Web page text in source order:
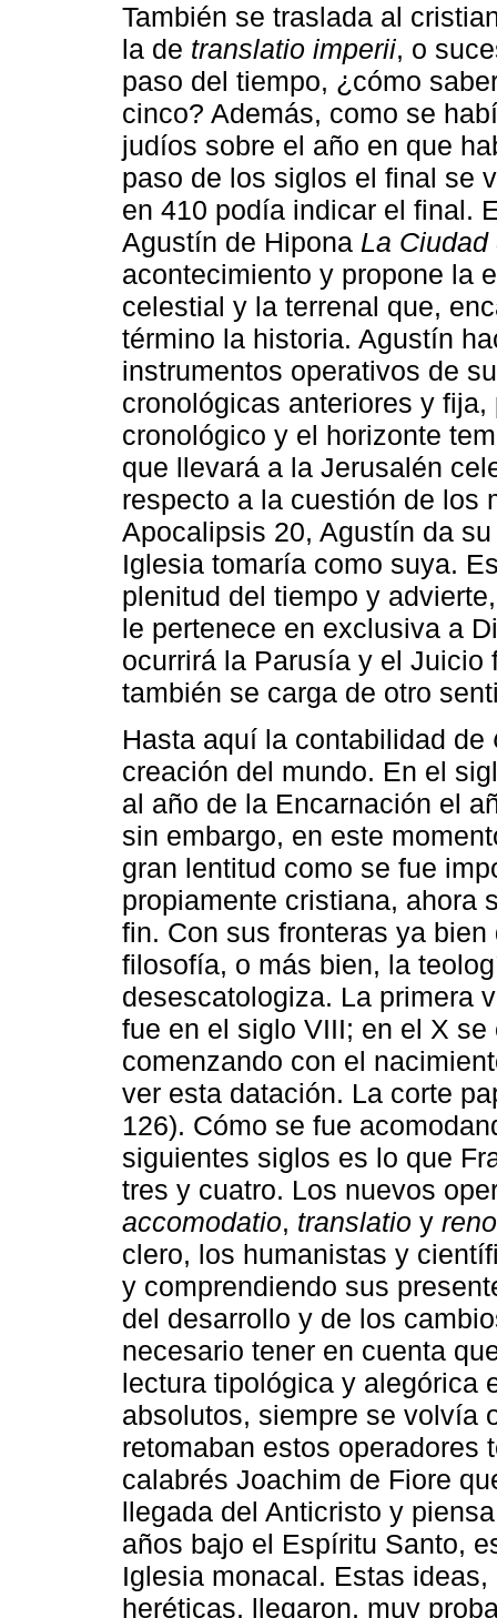
También se traslada al
la de translatio imperii, o
paso del tiempo, ¿cómo
cinco? Además, como se
judíos sobre el año en que
paso de los siglos el final se
en 410 podía indicar el final.
Agustín de Hipona La Ciudad
acontecimiento y propone la
celestial y la terrenal que,
término la historia. Agustín
instrumentos operativos de
cronológicas anteriores y
cronológico y el horizonte
que llevará a la Jerusalén
respecto a la cuestión de los
Apocalipsis 20, Agustín da
Iglesia tomaría como suya.
plenitud del tiempo y
le pertenece en exclusiva a
ocurrirá la Parusía y el
también se carga de otro
Hasta aquí la contabilidad de
creación del mundo. En el
al año de la Encarnación el
sin embargo, en este
gran lentitud como se fue
propiamente cristiana, ahora
fin. Con sus fronteras ya
filosofía, o más bien, la
desescatologiza. La primera
fue en el siglo VIII; en el X
comenzando con el
ver esta datación. La corte
126). Cómo se fue
siguientes siglos es lo que
tres y cuatro. Los nuevos
accomodatio, translatio y
clero, los humanistas y
y comprendiendo sus
del desarrollo y de los
necesario tener en cuenta
lectura tipológica y alegórica
absolutos, siempre se volvía
retomaban estos operadores
calabrés Joachim de Fiore
llegada del Anticristo y
años bajo el Espíritu Santo,
Iglesia monacal. Estas
heréticas, llegaron, muy